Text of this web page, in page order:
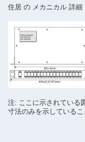
住居 の メカニカル 詳細
注: ここに示されている
寸法のみを示している